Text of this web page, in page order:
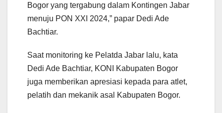
Bogor yang tergabung dalam Kontingen Jabar
menuju PON XXI 2024,” papar Dedi Ade
Bachtiar.
Saat monitoring ke Pelatda Jabar lalu, kata
Dedi Ade Bachtiar, KONI Kabupaten Bogor
juga memberikan apresiasi kepada para atlet,
pelatih dan mekanik asal Kabupaten Bogor.